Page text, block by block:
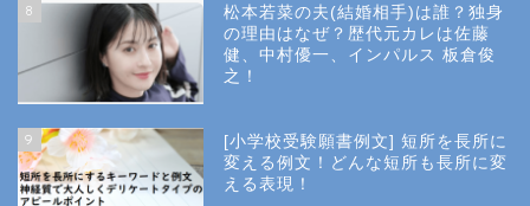
8
松本若菜の夫(結婚相手)は誰？独身
の理由はなぜ？歴代元カレは佐藤
健、中村優一、インパルス 板倉俊
之！
9
[小学校受験願書例文] 短所を長所に
変える例文！どんな短所も長所に変
える表現！
小学校受験
所長コラム